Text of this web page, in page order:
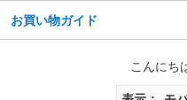
お買い物ガイド
こんに